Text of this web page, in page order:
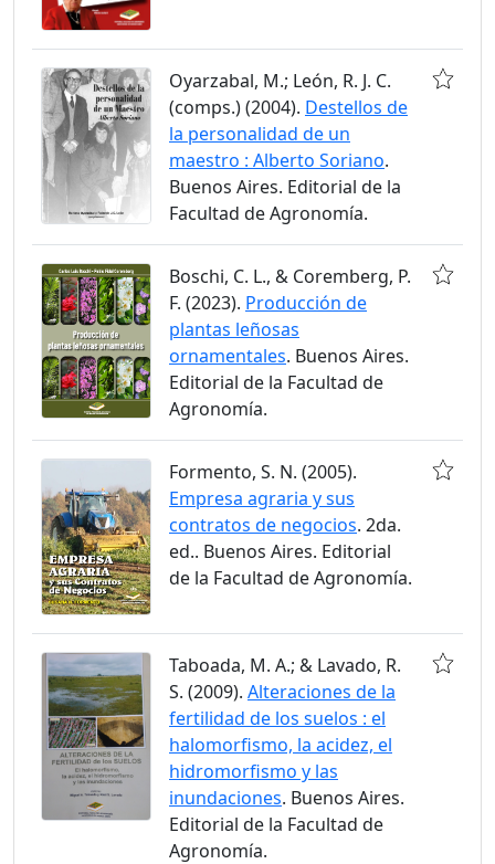
Oyarzabal, M.; León, R. J. C.
(comps.) (2004). Destellos de
la personalidad de un
maestro : Alberto Soriano.
Buenos Aires. Editorial de la
Facultad de Agronomía.
Boschi, C. L., & Coremberg, P.
F. (2023). Producción de
plantas leñosas
ornamentales. Buenos Aires.
Editorial de la Facultad de
Agronomía.
Formento, S. N. (2005).
Empresa agraria y sus
contratos de negocios. 2da.
ed.. Buenos Aires. Editorial
de la Facultad de Agronomía.
Taboada, M. A.; & Lavado, R.
S. (2009). Alteraciones de la
fertilidad de los suelos : el
halomorfismo, la acidez, el
hidromorfismo y las
inundaciones. Buenos Aires.
Editorial de la Facultad de
Agronomía.